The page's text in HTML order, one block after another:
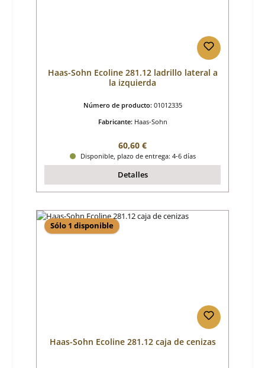
Haas-Sohn Ecoline 281.12 ladrillo lateral a
la izquierda
Número de producto: 01012335
Fabricante: Haas-Sohn
Precio normal:
60,60 €
Disponible, plazo de entrega: 4-6 días
Detalles
Sólo 1 disponible
Haas-Sohn Ecoline 281.12 caja de cenizas